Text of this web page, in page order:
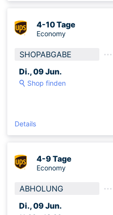
4-10 Tage
Economy
SHOPABGABE
Di., 09 Jun.
Shop finden
Details
4-9 Tage
Economy
ABHOLUNG
Di., 09 Jun.